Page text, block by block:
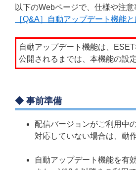
以下のWebページで、仕様や注
［Q&A］自動アップデート機能と
自動アップデート機能は、
公開されるまでは、本機能の設
◆ 事前準備
配信バージョンがご利用中
対応していない場合は、動
自動アップデート機能を有